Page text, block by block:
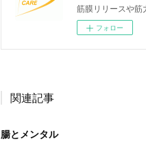
筋膜リリースや筋
フォロー
関連記事
腸とメンタル